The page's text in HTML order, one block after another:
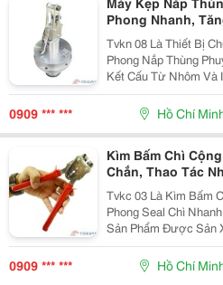
Phong Nhanh,
Tvkn 08 Là Thiết Bị
Phong Nắp Thùng
Kết Cấu Từ Nhôm Và
Sản Phẩm Mang Đến
Thùng Được Khóa
0909 *** *** Hồ Chí
Kìm Bấm Chì
Chắn, Thao Tác
Tvkc 03 Là Kìm Bấm
Phong Seal Chì
Sản Phẩm Được Sản
Thép Cứng Kết Hợp
Mang Lại Độ Bền
Mái Khi...
0909 *** *** Hồ Chí